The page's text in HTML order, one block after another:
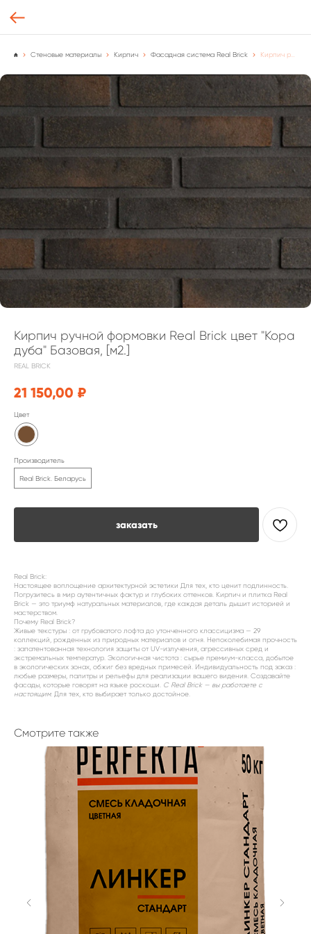
Стеновые материалы Кирпич Фасадная система Real Brick
Кирпич ручной формовки Real Brick цвет "Кора
дуба" Базовая, [м2.]
REAL BRICK
21 150,00 ₽
Цвет
Производитель
Real Brick. Беларусь
заказать
Real Brick:
Настоящее воплощение архитектурной эстетики Для тех, кто ценит подлинность.
Погрузитесь в мир аутентичных фактур и глубоких оттенков. Кирпич и плитка Real
Brick — это триумф натуральных материалов, где каждая деталь дышит историей и
мастерством.
Почему Real Brick?
Живые текстуры : от грубоватого лофта до утонченного классицизма — 29
коллекций, рожденных из природных материалов и огня. Непоколебимая прочность
: запатентованная технология защиты от UV-излучения, агрессивных сред и
экстремальных температур. Экологичная чистота : сырье премиум-класса, добытое
в экологических зонах, обжиг без вредных примесей. Индивидуальность под заказ :
любые размеры, палитры и рельефы для реализации вашего видения. Создавайте
фасады, которые говорят на языке роскоши. С Real Brick — вы работаете с
настоящим. Для тех, кто выбирает только достойное.
Смотрите также